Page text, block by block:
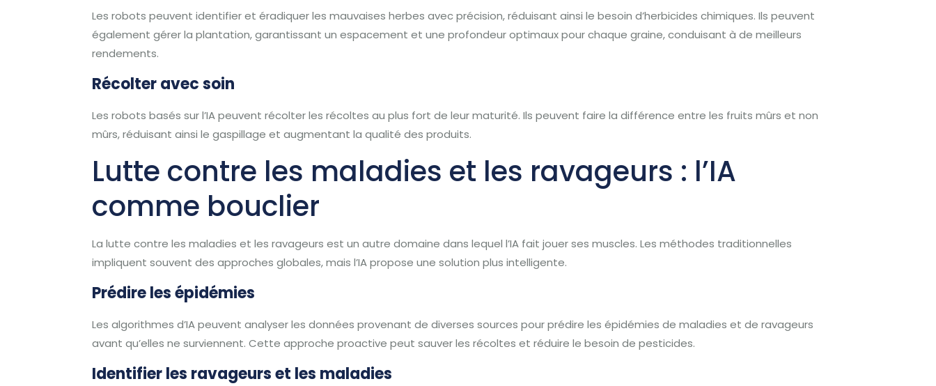
Les robots peuvent identifier et éradiquer les mauvaises herbes avec précision, réduisant ainsi le besoin d’herbicides chimiques. Ils peuvent
également gérer la plantation, garantissant un espacement et une profondeur optimaux pour chaque graine, conduisant à de meilleurs
rendements.
Récolter avec soin
Les robots basés sur l’IA peuvent récolter les récoltes au plus fort de leur maturité. Ils peuvent faire la différence entre les fruits mûrs et non
mûrs, réduisant ainsi le gaspillage et augmentant la qualité des produits.
Lutte contre les maladies et les ravageurs : l’IA
comme bouclier
La lutte contre les maladies et les ravageurs est un autre domaine dans lequel l’IA fait jouer ses muscles. Les méthodes traditionnelles
impliquent souvent des approches globales, mais l’IA propose une solution plus intelligente.
Prédire les épidémies
Les algorithmes d’IA peuvent analyser les données provenant de diverses sources pour prédire les épidémies de maladies et de ravageurs
avant qu’elles ne surviennent. Cette approche proactive peut sauver les récoltes et réduire le besoin de pesticides.
Identifier les ravageurs et les maladies